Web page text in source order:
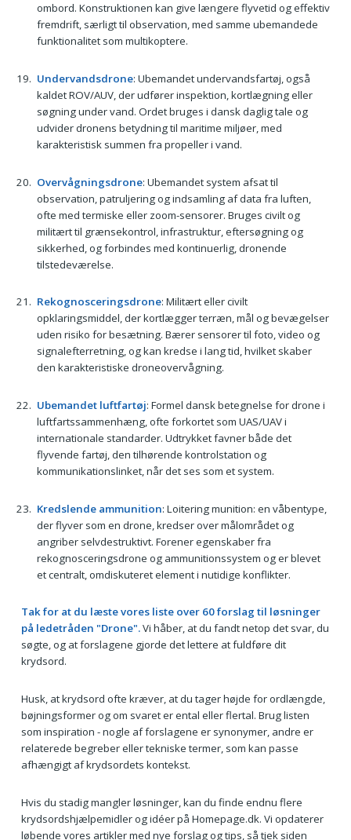
ombord. Konstruktionen kan give længere flyvetid og effektiv
fremdrift, særligt til observation, med samme ubemandede
funktionalitet som multikoptere.
Undervandsdrone: Ubemandet undervandsfartøj, også
kaldet ROV/AUV, der udfører inspektion, kortlægning eller
søgning under vand. Ordet bruges i dansk daglig tale og
udvider dronens betydning til maritime miljøer, med
karakteristisk summen fra propeller i vand.
Overvågningsdrone: Ubemandet system afsat til
observation, patruljering og indsamling af data fra luften,
ofte med termiske eller zoom-sensorer. Bruges civilt og
militært til grænsekontrol, infrastruktur, eftersøgning og
sikkerhed, og forbindes med kontinuerlig, dronende
tilstedeværelse.
Rekognosceringsdrone: Militært eller civilt
opklaringsmiddel, der kortlægger terræn, mål og bevægelser
uden risiko for besætning. Bærer sensorer til foto, video og
signalefterretning, og kan kredse i lang tid, hvilket skaber
den karakteristiske droneovervågning.
Ubemandet luftfartøj: Formel dansk betegnelse for drone i
luftfartssammenhæng, ofte forkortet som UAS/UAV i
internationale standarder. Udtrykket favner både det
flyvende fartøj, den tilhørende kontrolstation og
kommunikationslinket, når det ses som et system.
Kredslende ammunition: Loitering munition: en våbentype,
der flyver som en drone, kredser over målområdet og
angriber selvdestruktivt. Forener egenskaber fra
rekognosceringsdrone og ammunitionssystem og er blevet
et centralt, omdiskuteret element i nutidige konflikter.
Tak for at du læste vores liste over 60 forslag til løsninger
på ledetråden "Drone".Vi håber, at du fandt netop det svar, du
søgte, og at forslagene gjorde det lettere at fuldføre dit
krydsord.
Husk, at krydsord ofte kræver, at du tager højde for ordlængde,
bøjningsformer og om svaret er ental eller flertal. Brug listen
som inspiration - nogle af forslagene er synonymer, andre er
relaterede begreber eller tekniske termer, som kan passe
afhængigt af krydsordets kontekst.
Hvis du stadig mangler løsninger, kan du finde endnu flere
krydsordshjælpemidler og idéer på Homepage.dk. Vi opdaterer
løbende vores artikler med nye forslag og tips, så tjek siden